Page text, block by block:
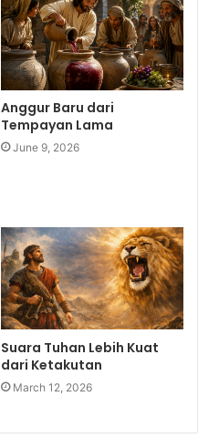
Anggur Baru dari
Tempayan Lama
June 9, 2026
Suara Tuhan Lebih Kuat
dari Ketakutan
March 12, 2026